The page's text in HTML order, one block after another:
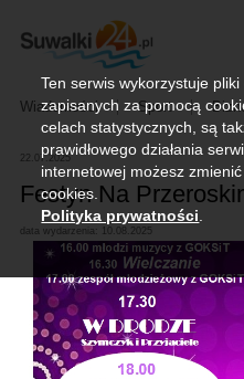
Wiadomości Sport
22.07.2025
Festyn Na
data wydarzenia: 10.08.2025
Ten serwis wykorzystuje
zapisanych za pomocą
celach statystycznych, są
prawidłowego działania
internetowej możesz
cookies.
Polityka prywatności